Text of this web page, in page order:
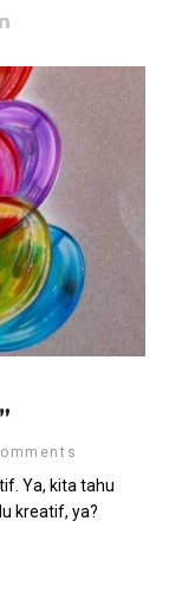
Ya, kita tahu
kreatif, ya?